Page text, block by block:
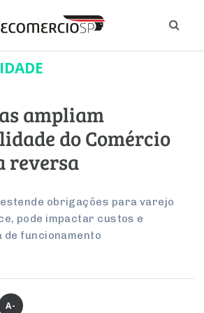
e Relações do Trabalho
ampliam
do Comércio
reversa
obrigações para varejo
pode impactar custos e
funcionamento
A-